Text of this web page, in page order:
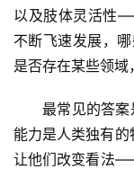
以及肢体灵活性
不断飞速发展，
是否存在某些领域
最常见的答案
能力是人类独有
让他们改变看法